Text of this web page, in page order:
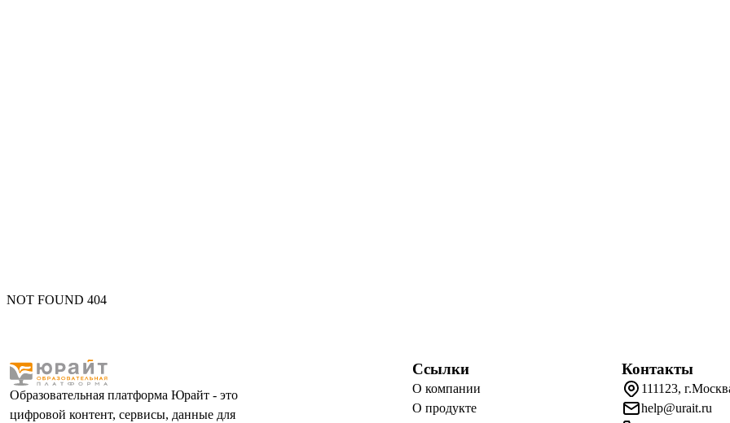
NOT FOUND 404
Образовательная платформа Юрайт - это
цифровой контент, сервисы, данные для
Ссылки
О компании
О продукте
Контакты
111123,
help@urait.ru